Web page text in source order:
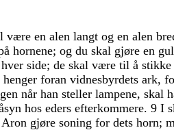
være en alen langt og en alen
hornene; og du skal gjøre en
hver side; de skal være til å stikke
henger foran vidnesbyrdets ark,
når han steller lampene, skal
hos eders efterkommere. 9 I
Aron gjøre soning for dets horn;